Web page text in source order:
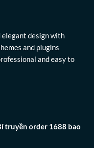
elegant design with
and plugins
and easy to
truyền order 1688 bao